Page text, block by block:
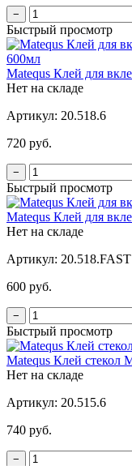
−
Быстрый просмотр
Matequs Клей для
Нет на складе
Артикул: 20.518.6
720 руб.
−
Быстрый просмотр
Matequs Клей для
Нет на складе
Артикул: 20.518.FAST
600 руб.
−
Быстрый просмотр
Matequs Клей стекол
Нет на складе
Артикул: 20.515.6
740 руб.
−